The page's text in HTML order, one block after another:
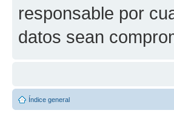
responsable por
datos sean
Índice general